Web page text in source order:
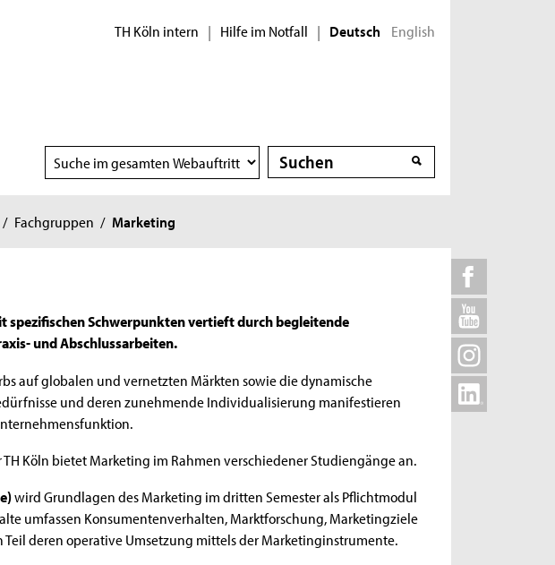
TH Köln intern | Hilfe im Notfall | Deutsch English
Suchbereich
wählen
Suche
Suche
/ Fachgruppen / Marketing
spezifischen Schwerpunkten vertieft durch begleitende
und Abschlussarbeiten.
auf globalen und vernetzten Märkten sowie die dynamische
und deren zunehmende Individualisierung manifestieren
Köln bietet Marketing im Rahmen verschiedener Studiengänge an.
wird Grundlagen des Marketing im dritten Semester als Pflichtmodul
umfassen Konsumentenverhalten, Marktforschung, Marketingziele
deren operative Umsetzung mittels der Marketinginstrumente.